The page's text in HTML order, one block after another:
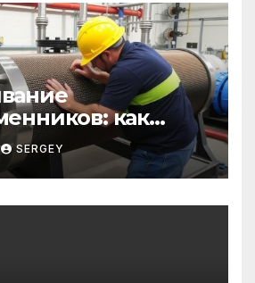
как
эффективность
простоев
SERGEY